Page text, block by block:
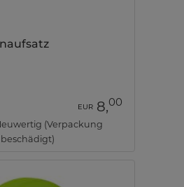
EUR 8,00
(Verpackung
beschädigt)